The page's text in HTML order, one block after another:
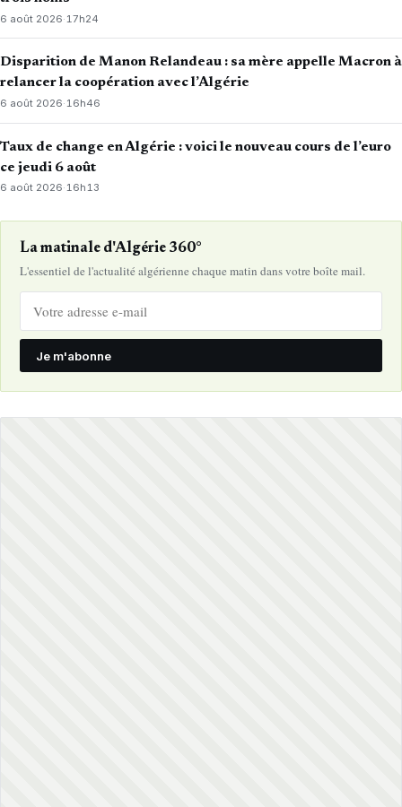
6 août 2026· 17h24
Disparition de Manon Relandeau : sa mère appelle Macron à
relancer la coopération avec l’Algérie
6 août 2026·16h46
Taux de change en Algérie : voici le nouveau cours de l’euro
ce jeudi 6 août
6 août 2026·16h13
La matinale d'Algérie 360°
L'essentiel de l'actualité algérienne chaque matin dans votre boîte mail.
Je m'abonne